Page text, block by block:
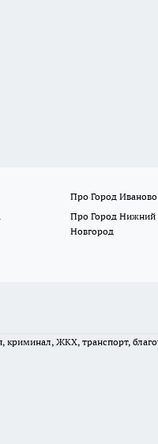
Про Город Иваново
Про Город Нижний
Новгород
ЖКХ, транспорт,